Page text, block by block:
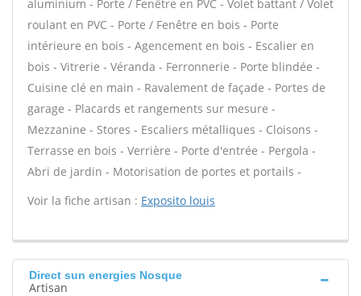
aluminium - Porte / Fenêtre en PVC - Volet battant / Volet
roulant en PVC - Porte / Fenêtre en bois - Porte
intérieure en bois - Agencement en bois - Escalier en
bois - Vitrerie - Véranda - Ferronnerie - Porte blindée -
Cuisine clé en main - Ravalement de façade - Portes de
garage - Placards et rangements sur mesure -
Mezzanine - Stores - Escaliers métalliques - Cloisons -
Terrasse en bois - Verrière - Porte d'entrée - Pergola -
Abri de jardin - Motorisation de portes et portails -
Voir la fiche artisan : Exposito louis
Direct sun energies Nosque
Artisan